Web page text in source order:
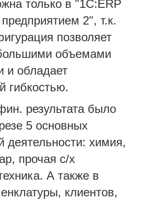
только в "1С:ERP
2", т.к.
позволяет
объемами
и обладает
гибкостью.
результата было
5 основных
деятельности: химия,
прочая с/х
А также в
клиентов,